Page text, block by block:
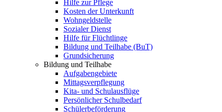
Hilfe zur Pflege
Kosten der Unterkunft
Wohngeldstelle
Sozialer Dienst
Hilfe für Flüchtlinge
Bildung und Teilhabe (BuT)
Grundsicherung
Bildung und Teilhabe
Aufgabengebiete
Mittagsverpflegung
Kita- und Schulausflüge
Persönlicher Schulbedarf
Schülerbeförderung